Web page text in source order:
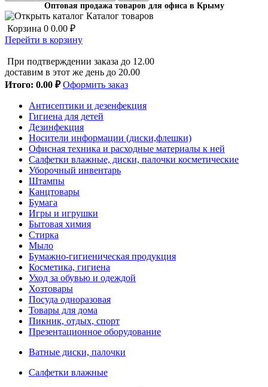
Оптовая продажа товаров для офиса в Крыму
Каталог товаров
Корзина 0 0.00 ₽
Перейти в корзину
При подтверждении заказа до 12.00
доставим в этот же день до 20.00
Итого: 0.00 ₽ Оформить заказ
Антисептики и дезенфекция
Гигиена для детей
Дезинфекция
Носители информации (диски,флешки)
Офисная техника и расходные материалы к ней
Салфетки влажные, диски, палочки косметические
Уборочный инвентарь
Штампы
Канцтовары
Бумага
Игры и игрушки
Бытовая химия
Стирка
Мыло
Бумажно-гигиеническая продукция
Косметика, гигиена
Уход за обувью и одеждой
Хозтовары
Посуда одноразовая
Товары для дома
Пикник, отдых, спорт
Презентационное оборудование
Ватные диски, палочки
Салфетки влажные